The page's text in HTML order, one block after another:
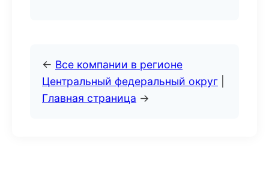
← Все компании в регионе
Центральный федеральный округ
Главная страница →